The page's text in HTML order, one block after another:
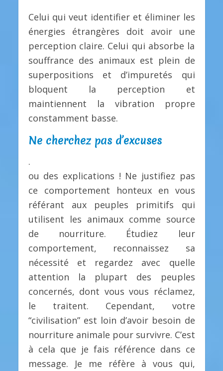
Celui qui veut identifier et éliminer les
énergies étrangères doit avoir une
perception claire. Celui qui absorbe la
souffrance des animaux est plein de
superpositions et d’impuretés qui
bloquent la perception et
maintiennent la vibration propre
constamment basse.
Ne cherchez pas d’excuses
.
ou des explications ! Ne justifiez pas
ce comportement honteux en vous
référant aux peuples primitifs qui
utilisent les animaux comme source
de nourriture. Étudiez leur
comportement, reconnaissez sa
nécessité et regardez avec quelle
attention la plupart des peuples
concernés, dont vous vous réclamez,
le traitent. Cependant, votre
“civilisation” est loin d’avoir besoin de
nourriture animale pour survivre. C’est
à cela que je fais référence dans ce
message. Je me réfère à vous qui,